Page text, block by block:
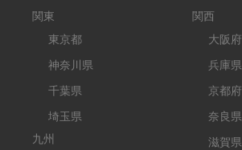
関東
東京都
神奈川県
千葉県
埼玉県
九州
関西
大阪府
兵庫県
京都府
奈良県
滋賀県